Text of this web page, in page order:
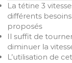
La tétine 3
différents
proposés
Il suffit de
diminuer la
L’utilisation de